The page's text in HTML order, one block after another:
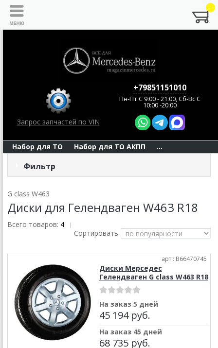
Запрос запчастей по VIN
+79851151010
Пн-Пт C 9:00 - 21:00, Сб-Вс С
10:00 -20:00
Набор для ТО Набор для ТО АКПП ...
Фильтр
G class W463
Диски для Гелендваген W463 R18
Всего товаров: 4 |
Сортировать
арт.: B66470745
Диски Мерседес
Гелендваген G class W463 R18
На заказ 5 дней
45 194 руб.
На заказ 45 дней
68 735 руб.